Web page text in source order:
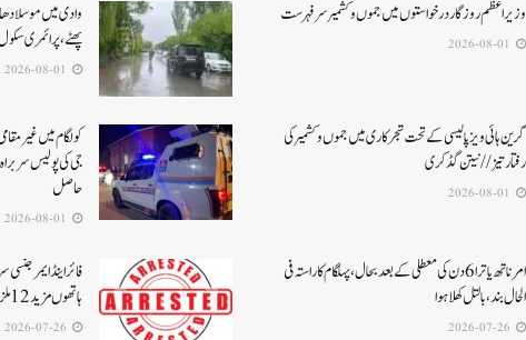
وزیر اعظم روزگار درخواستوں میں جموں و کشمیر سرفہرست
وادی میں
پھٹے، پرائمری
گرین ہائی ویز پالیسی کے تحت شجرکاری میں جموں و کشمیر کی
رفتار تیز// نیتن گڈکری
جی کی پولیس
حاصل
امرناتھ یاترا 6دن کی معطلی کے بعد بحال،پہلگام کا راستہ فی
الحال بند، بالتل کھلا ہوا
فائر اینڈ
ہاتھوں مزید 12 ملزمان گرفتار